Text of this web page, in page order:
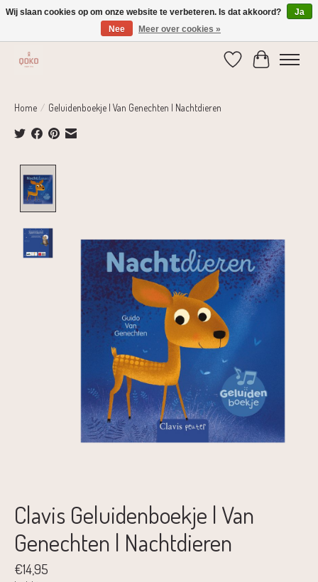
Verzending 1-2 dagen | Gratis verzending vanaf € 75,-
Verlanglijst
Home / Geluidenboekje | Van Genechten | Nachtdieren
Clavis Geluidenboekje | Van
Genechten | Nachtdieren
€14,95
Wij slaan cookies op om onze website te verbeteren. Is dat akkoord?
Ja
Nee
Meer over cookies »